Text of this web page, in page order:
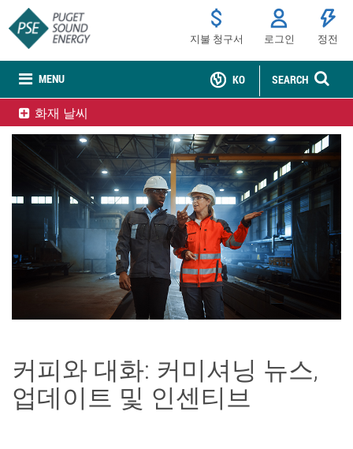
MENU
지불 청구서 로그인 정전
SEARCH
KO
화재 날씨
커피와 대화: 커미셔닝 뉴스,
업데이트 및 인센티브